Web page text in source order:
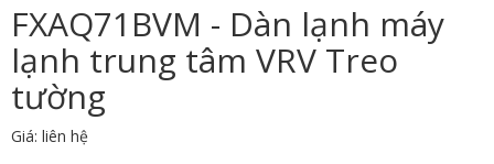
FXAQ71BVM - Dàn lạnh máy
lạnh trung tâm VRV Treo
tường
Giá: liên hệ